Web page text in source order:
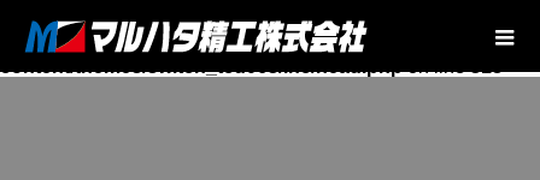
Warning: Undefined array key "footer_links_bg__img" in
/home/election/mr-sk.jp/public_html/wp-